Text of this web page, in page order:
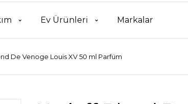
Ev Ürünleri Markalar
De Venoge Louis XV 50 ml Parfüm